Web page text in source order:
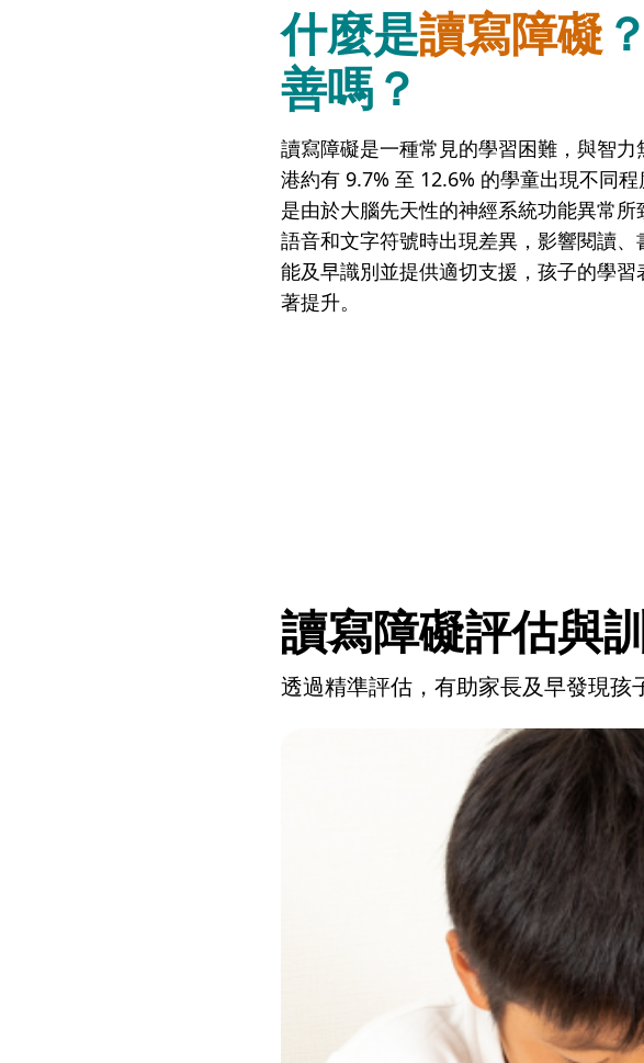
什麼是讀寫障礙
善嗎？
讀寫障礙是一種常見的學習困難，與智
港約有 9.7% 至 12.6% 的學童出現不同
是由於大腦先天性的神經系統功能異常
語音和文字符號時出現差異，影響閱讀
能及早識別並提供適切支援，孩子的學
著提升。
讀寫障礙評估與
透過精準評估，有助家長及早發現孩